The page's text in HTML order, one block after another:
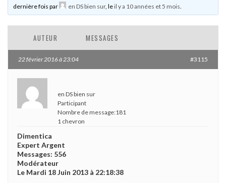
dernière fois par
en DS bien sur, leil y a 10 années et 5 mois.
AUTEUR MESSAGES
22 février 2016 à 23:04 #3115
en DS bien sur
Participant
Nombre de message:181
1 chevron
Dimentica
Expert Argent
Messages: 556
Modérateur
Le Mardi 18 Juin 2013 à 22:18:38